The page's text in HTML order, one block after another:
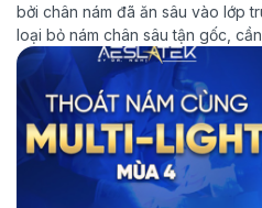
bởi chân nám đã ăn sâu vào lớp
loại bỏ nám chân sâu tận gốc,
hợp và kiên trì trong quá trình